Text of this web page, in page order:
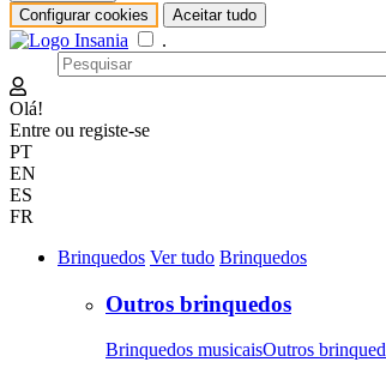
Configurar cookies
Aceitar tudo
.
Olá!
Entre ou registe-se
PT
EN
ES
FR
Brinquedos Ver tudo Brinquedos
Outros brinquedos
Brinquedos musicaisOutros